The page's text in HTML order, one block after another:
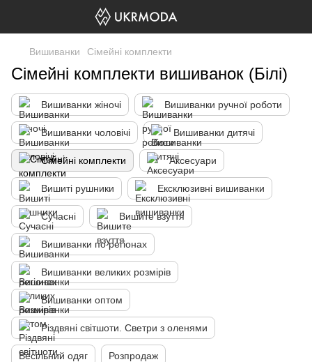
Вишиванки Сімейні комплекти
Сімейні комплекти вишиванок (Білі)
Вишиванки жіночі Вишиванки ручної роботи
Вишиванки чоловічі Вишиванки дитячі
Сімейні комплекти Аксесуари
Вишиті рушники Ексклюзивні вишиванки
Сучасні Вишите взуття
Вишиванки по регіонах
Вишиванки великих розмірів
Вишиванки оптом
Різдвяні світшоти. Светри з оленями
Весільний одяг Розпродаж